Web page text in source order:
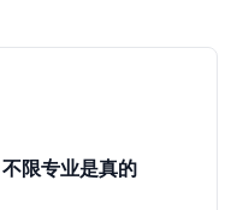
限专业是真的